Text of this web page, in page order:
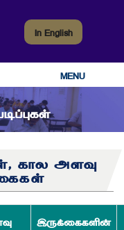
In English
MENU
கால அளவு
இருக்கைகளின்